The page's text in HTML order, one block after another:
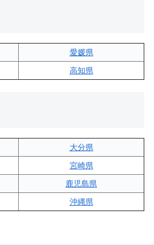
愛媛県
高知県
大分県
宮崎県
鹿児島県
沖縄県